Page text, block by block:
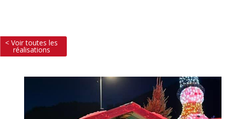
< Voir toutes les
réalisations